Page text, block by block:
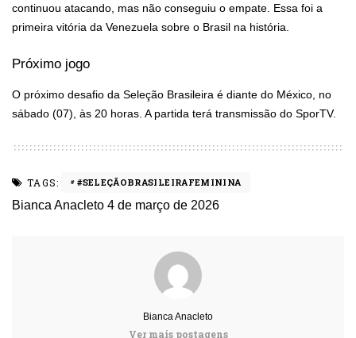
continuou atacando, mas não conseguiu o empate. Essa foi a
primeira vitória da Venezuela sobre o Brasil na história.
Próximo jogo
O próximo desafio da Seleção Brasileira é diante do México, no
sábado (07), às 20 horas. A partida terá transmissão do SporTV.
TAGS: #SELEÇÃOBRASILEIRAFEMININA
Bianca Anacleto 4 de março de 2026
Bianca Anacleto
Ver mais postagens